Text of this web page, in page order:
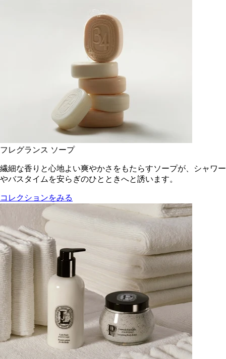
フレグランス ソープ
繊細な香りと心地よい爽やかさをもたらすソープが、シャワー
やバスタイムを安らぎのひとときへと誘います。
コレクションをみる